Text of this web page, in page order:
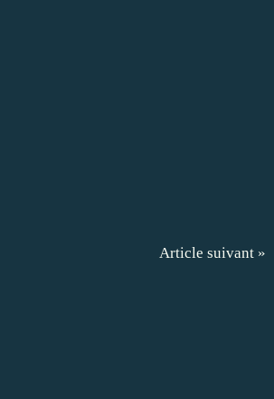
Article suivant »